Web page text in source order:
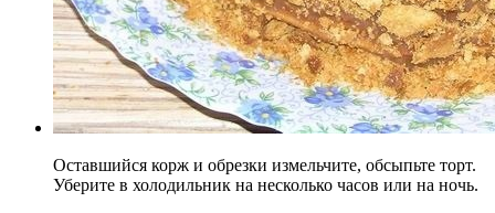
Оставшийся корж и обрезки измельчите, обсыпьте торт.
Уберите в холодильник на несколько часов или на ночь.